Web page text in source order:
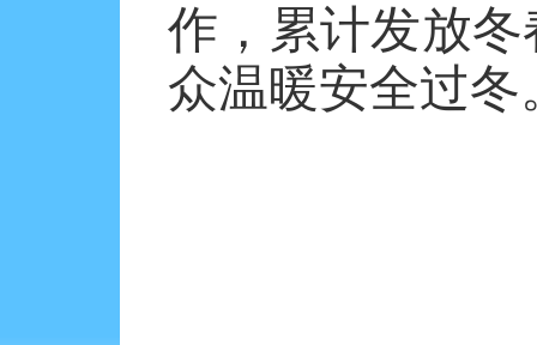
作，累计发放
众温暖安全过冬